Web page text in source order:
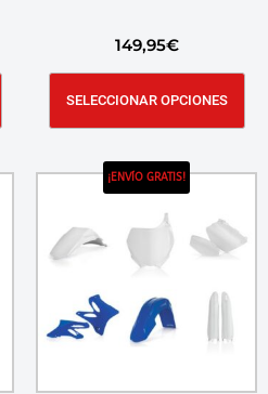
149,95€
SELECCIONAR OPCIONES
¡ENVÍO GRATIS!